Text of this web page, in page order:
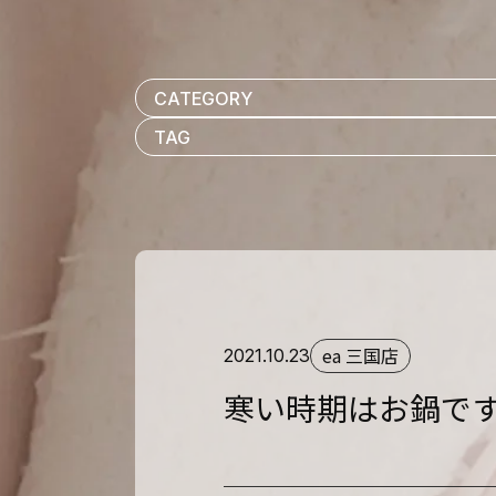
2021.10.23 ea 三国店
寒い時期はお鍋で